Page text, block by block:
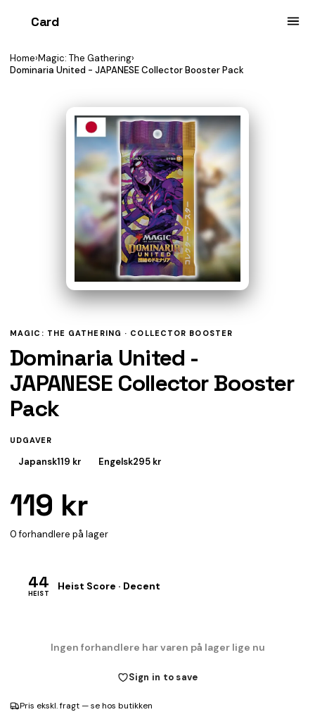
Card
Home›Magic: The Gathering›
Dominaria United - JAPANESE Collector Booster Pack
MAGIC: THE GATHERING · COLLECTOR BOOSTER
Dominaria United -
JAPANESE Collector Booster
Pack
UDGAVER
Japansk119 kr Engelsk295 kr
119 kr
0 forhandlere på lager
44
HEIST
Heist Score · Decent
Ingen forhandlere har varen på lager lige nu
Sign in to save
Pris ekskl. fragt — se hos butikken